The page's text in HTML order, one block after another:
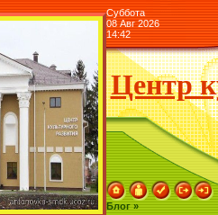
Суббота
08 Авг 2026
14:42
Центр
Блог »